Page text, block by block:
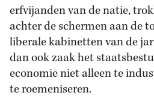
erfvijanden van de natie,
achter de schermen aan de
liberale kabinetten van de
dan ook zaak het
economie niet alleen te
te roemeniseren.